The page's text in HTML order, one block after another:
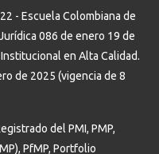
- Escuela Colombiana de
086 de enero 19 de
en Alta Calidad.
de 2025 (vigencia de 8
del PMI, PMP,
PfMP, Portfolio